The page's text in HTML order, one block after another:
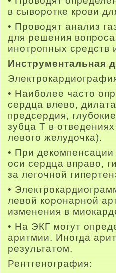
в сыворотке крови
• Проводят анализ
для решения
инотропных средств
Инструментальная
• Наиболее часто
сердца влево,
предсердия,
зубца Т в
левого желудочка).
• При
оси сердца вправо,
за легочной
•
левой коронарной
изменения в
• На ЭКГ могут
аритмии. Иногда
результатом.
Рентгенография: